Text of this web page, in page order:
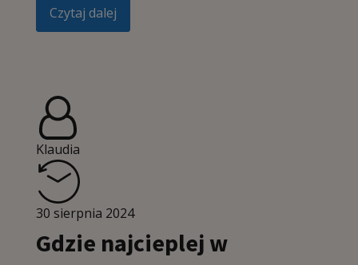
Czytaj dalej
Klaudia
30 sierpnia 2024
Gdzie najcieplej w